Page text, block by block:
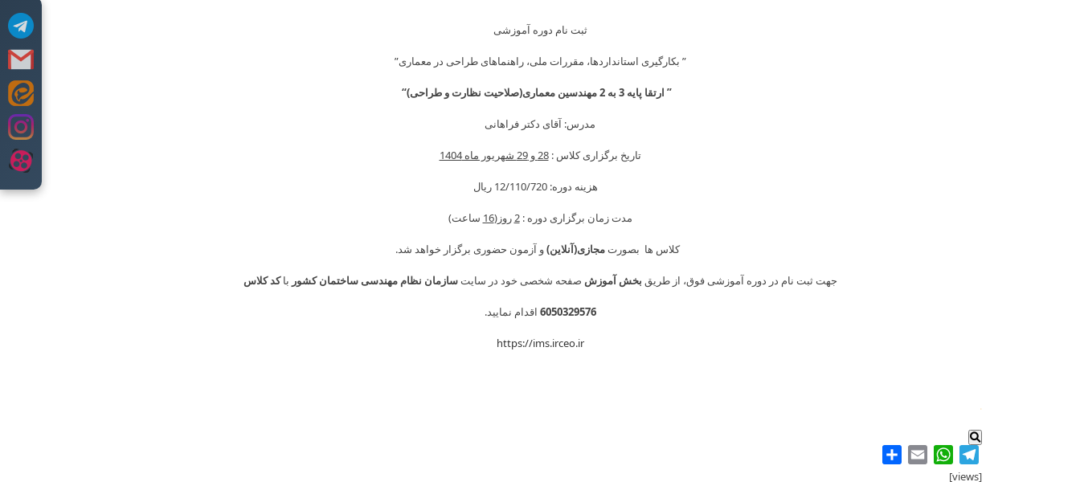
Skip
content
ثبت نام دوره آموزشی
” بکارگیری استانداردها، مقررات ملی، راهنماهای طراحی در معماری”
” ارتقا پایه 3 به 2 مهندسین معماری(صلاحیت نظارت و طراحی) “
مدرس: آقای دکتر فراهانی
تاریخ برگزاری کلاس :28 و 29 شهریور ماه 1404
هزینه دوره: 12/110/720 ريال
مدت زمان برگزاری دوره :2روز(16 ساعت)
کلاس ها بصورتمجازی(آنلاین)و آزمون حضوری برگزار خواهد شد.
جهت ثبت نام در دوره آموزشی فوق، از طریق بخش آموزش صفحه شخصی خود در سایتسازمان نظام مهندسی ساختمان کشور باکد کلاس
6050329576 اقدام نمایید.
https://ims.irceo.ir
.
Telegram
WhatsApp
Email
[views]